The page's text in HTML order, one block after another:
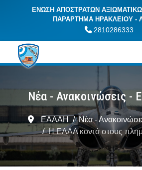
ΕΝΩΣΗ ΑΠΟΣΤΡΑΤΩΝ
ΠΑΡΑΡΤΗΜΑ ΗΡΑΚΛΕΙΟΥ -
2810286333
Νέα - Ανακοινώσεις -
ΕΑΑΑΗ
Νέα -
H EAAA κοντά στους